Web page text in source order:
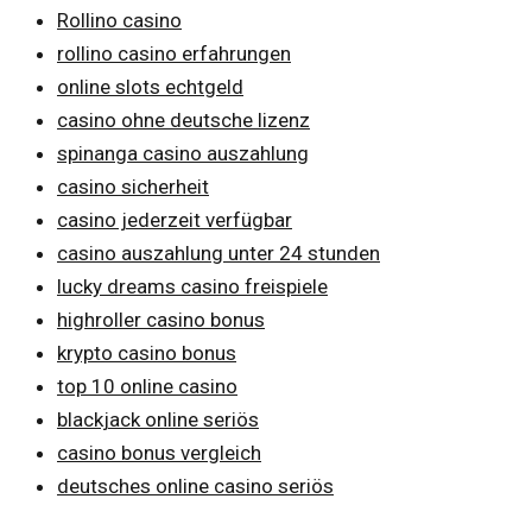
Rollino casino
rollino casino erfahrungen
online slots echtgeld
casino ohne deutsche lizenz
spinanga casino auszahlung
casino sicherheit
casino jederzeit verfügbar
casino auszahlung unter 24 stunden
lucky dreams casino freispiele
highroller casino bonus
krypto casino bonus
top 10 online casino
blackjack online seriös
casino bonus vergleich
deutsches online casino seriös